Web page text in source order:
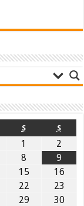
S S
1
2
8
9
15
16
22
23
29
30